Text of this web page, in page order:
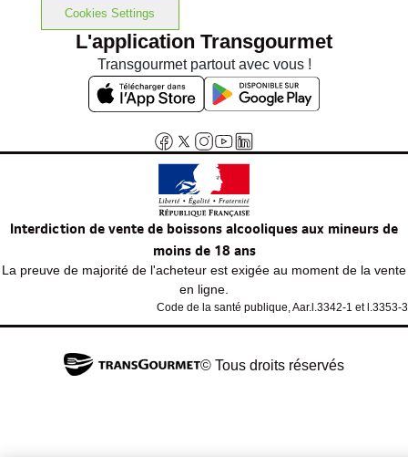
Cookies Settings
L'application Transgourmet
Transgourmet partout avec vous !
Interdiction de vente de boissons alcooliques aux mineurs de
moins de 18 ans
La preuve de majorité de l'acheteur est exigée au moment de la vente
en ligne.
Code de la santé publique, Aar.l.3342-1 et l.3353-3
© Tous droits réservés